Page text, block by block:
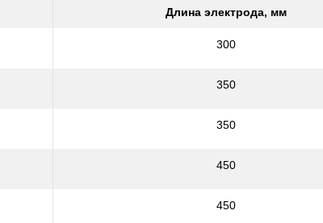
Длина электрода, мм
300
350
350
450
450